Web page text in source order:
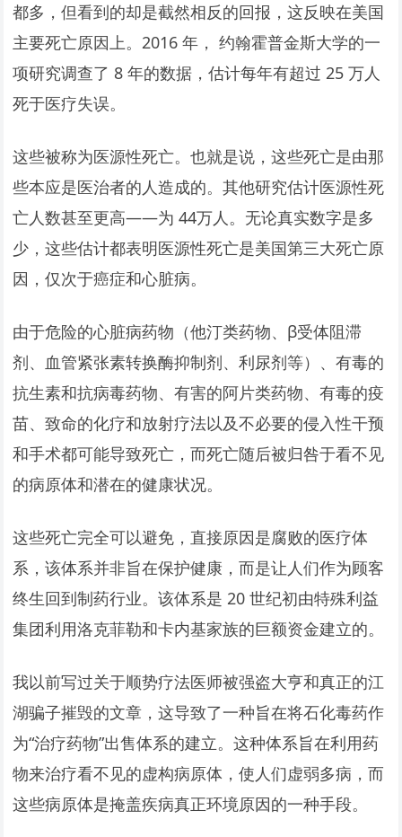
都多，但看到的却是截然相反的回报，这反映在美国
主要死亡原因上。2016 年， 约翰霍普金斯大学的一
项研究调查了 8 年的数据，估计每年有超过 25 万人
死于医疗失误。
这些被称为医源性死亡。也就是说，这些死亡是由那
些本应是医治者的人造成的。其他研究估计医源性死
亡人数甚至更高——为 44万人。无论真实数字是多
少，这些估计都表明医源性死亡是美国第三大死亡原
因，仅次于癌症和心脏病。
由于危险的心脏病药物（他汀类药物、β受体阻滞
剂、血管紧张素转换酶抑制剂、利尿剂等）、有毒的
抗生素和抗病毒药物、有害的阿片类药物、有毒的疫
苗、致命的化疗和放射疗法以及不必要的侵入性干预
和手术都可能导致死亡，而死亡随后被归咎于看不见
的病原体和潜在的健康状况。
这些死亡完全可以避免，直接原因是腐败的医疗体
系，该体系并非旨在保护健康，而是让人们作为顾客
终生回到制药行业。该体系是 20 世纪初由特殊利益
集团利用洛克菲勒和卡内基家族的巨额资金建立的。
我以前写过关于顺势疗法医师被强盗大亨和真正的江
湖骗子摧毁的文章，这导致了一种旨在将石化毒药作
为“治疗药物”出售体系的建立。这种体系旨在利用药
物来治疗看不见的虚构病原体，使人们虚弱多病，而
这些病原体是掩盖疾病真正环境原因的一种手段。